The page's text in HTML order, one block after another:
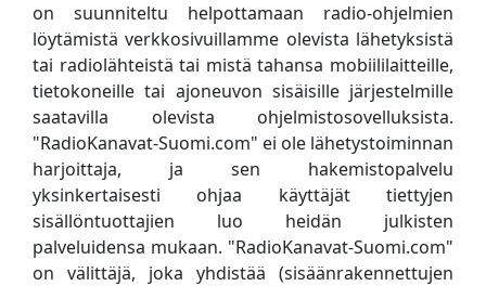
on suunniteltu helpottamaan radio-ohjelmien
löytämistä verkkosivuillamme olevista lähetyksistä
tai radiolähteistä tai mistä tahansa mobiililaitteille,
tietokoneille tai ajoneuvon sisäisille järjestelmille
saatavilla olevista ohjelmistosovelluksista.
"RadioKanavat-Suomi.com" ei ole lähetystoiminnan
harjoittaja, ja sen hakemistopalvelu
yksinkertaisesti ohjaa käyttäjät tiettyjen
sisällöntuottajien luo heidän julkisten
palveluidensa mukaan. "RadioKanavat-Suomi.com"
on välittäjä, joka yhdistää (sisäänrakennettujen